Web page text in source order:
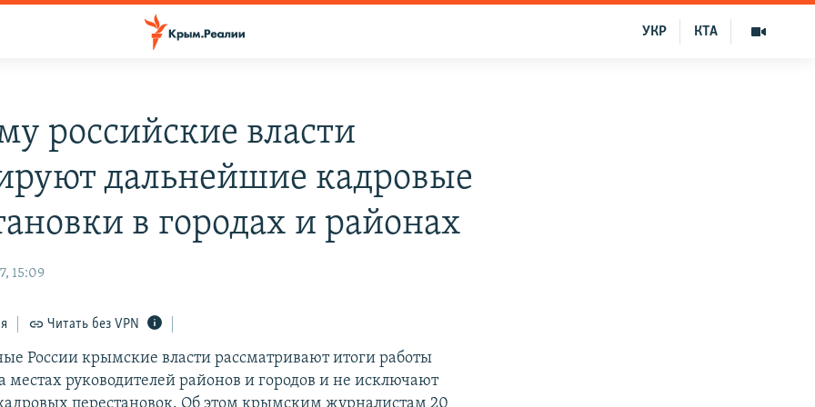
КТА
УКР
российские власти
дальнейшие кадровые
в городах и районах
15:09
Читать без VPN
России крымские власти рассматривают итоги работы
местах руководителей районов и городов и не исключают